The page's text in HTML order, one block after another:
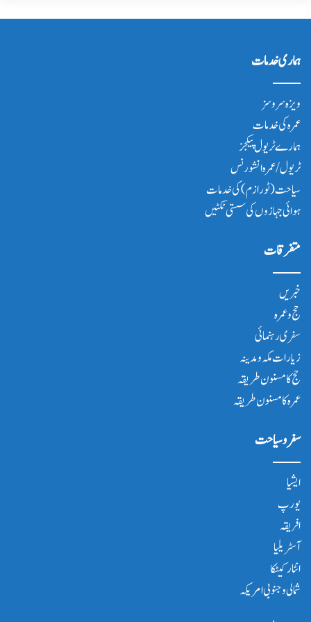
ہماری خدمات
ویزہ سروسز
عمرہ کی خدمات
ہمارے ٹریول پیکجز
ٹریول/عمرہ انشورنس
سیاحت(ٹورازم) کی خدمات
ہوائی جہازوں کی سستی ٹکٹیں
متفرقات
خبریں
حج و عمرہ
سفری رہنمائی
زیارات مکہ و مدینہ
حج کا مسنون طریقہ
عمرہ کا مسنون طریقہ
سفر و سیاحت
ایشیا
یورپ
افریقہ
آسٹریلیا
انٹار کیٹکا
شمالی و جنوبی امریکہ